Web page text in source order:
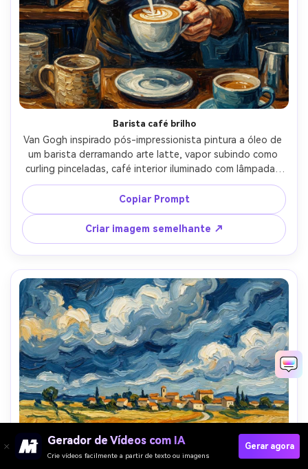
Barista café brilho
Van Gogh inspirado pós-impressionista pintura a óleo de
um barista derramando arte latte, vapor subindo como
curling pinceladas, café interior iluminado com lâmpadas
âmbar quentes, canecas e azulejos pintados com impasto
grosso, sombras azuis profundas, expressão focada,
cena moderna acolhedora traduzida em textura
pintoresca, composição altamente detalhada e
convidativa, lente de 85mm, profundidade de campo rasa,
iluminação cinematográfica suave-AR 4:5
Copiar Prompt
Criar imagem semelhante ↗
Gerador de Vídeos com IA
Crie vídeos facilmente a partir de texto ou imagens
Gerar agora